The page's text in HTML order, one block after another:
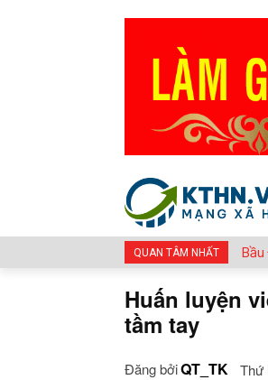
QUAN TÂM NHẤT
Huấn luyện
tầm tay
Đăng bởiQT_TK Thứ